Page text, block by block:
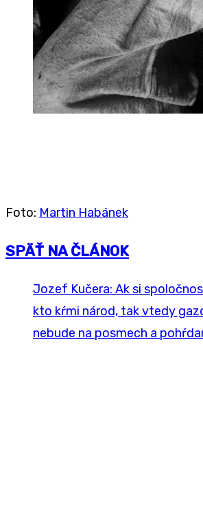
Foto: Martin Habánek
SPÄŤ NA ČLÁNOK
Jozef Kučera: Ak si
kto kŕmi národ, tak vtedy
nebude na posmech a